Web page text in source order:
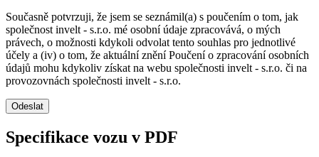
Současně potvrzuji, že jsem se seznámil(a) s poučením o tom, jak
společnost invelt - s.r.o. mé osobní údaje zpracovává, o mých
právech, o možnosti kdykoli odvolat tento souhlas pro jednotlivé
účely a (iv) o tom, že aktuální znění Poučení o zpracování osobních
údajů mohu kdykoliv získat na webu společnosti invelt - s.r.o. či na
provozovnách společnosti invelt - s.r.o.
Odeslat
Specifikace vozu v PDF